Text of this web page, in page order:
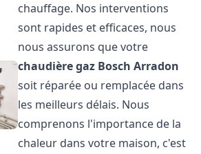
chauffage. Nos interventions
sont rapides et efficaces, nous
nous assurons que votre
chaudière gaz Bosch Arradon
soit réparée ou remplacée dans
les meilleurs délais. Nous
comprenons l'importance de la
chaleur dans votre maison, c'est